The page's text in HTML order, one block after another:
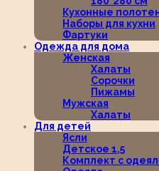
Кухонные
Наборы для кухни
Фартуки
Одежда для дома
Женская
Халаты
Сорочки
Пижамы
Мужская
Халаты
Для детей
Ясли
Детское 1,5
Комплект с